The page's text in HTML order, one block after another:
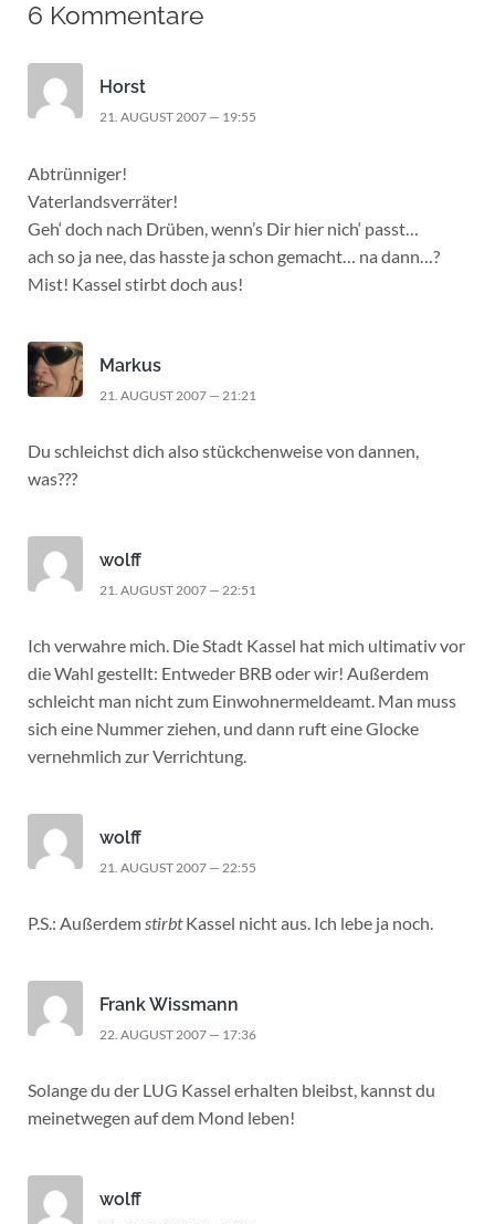
6 Kommentare
Horst
21. AUGUST 2007 — 19:55
Abtrünniger!
Vaterlandsverräter!
Geh‘ doch nach Drüben, wenn’s Dir hier nich‘ passt…
ach so ja nee, das hasste ja schon gemacht… na dann…?
Mist! Kassel stirbt doch aus!
Markus
21. AUGUST 2007 — 21:21
Du schleichst dich also stückchenweise von dannen,
was???
wolff
21. AUGUST 2007 — 22:51
Ich verwahre mich. Die Stadt Kassel hat mich ultimativ vor
die Wahl gestellt: Entweder BRB oder wir! Außerdem
schleicht man nicht zum Einwohnermeldeamt. Man muss
sich eine Nummer ziehen, und dann ruft eine Glocke
vernehmlich zur Verrichtung.
wolff
21. AUGUST 2007 — 22:55
P.S.: AußerdemstirbtKassel nicht aus. Ich lebe ja noch.
Frank Wissmann
22. AUGUST 2007 — 17:36
Solange du der LUG Kassel erhalten bleibst, kannst du
meinetwegen auf dem Mond leben!
wolff